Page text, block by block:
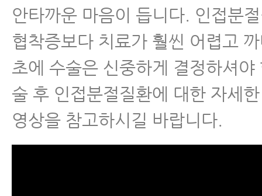
안타까운 마음이 듭니다. 인접분
협착증보다 치료가 훨씬 어렵고
초에 수술은 신중하게 결정하셔야
술 후 인접분절질환에 대한 자세
영상을 참고하시길 바랍니다.